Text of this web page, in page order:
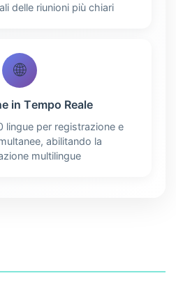
delle riunioni più chiari
🌐
in Tempo Reale
lingue per registrazione e
abilitando la
multilingue